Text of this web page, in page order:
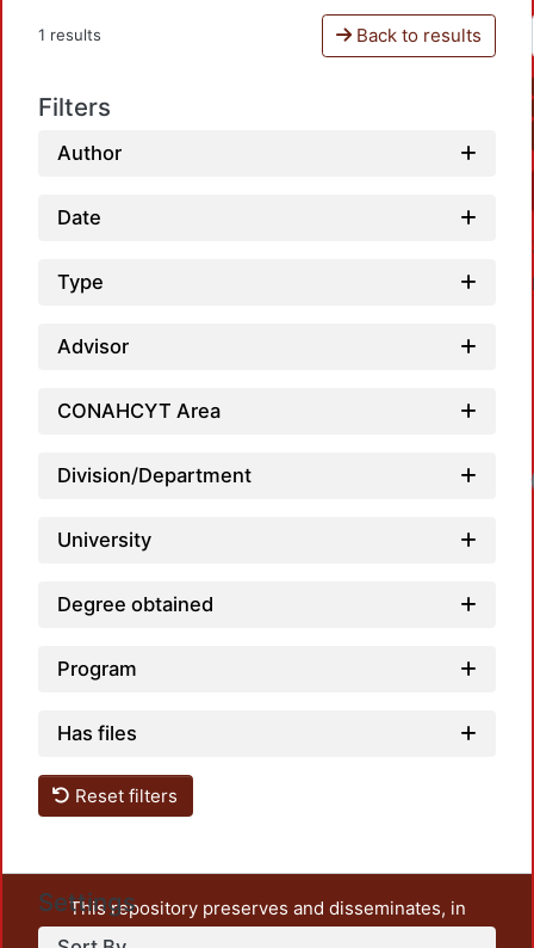
1 results Back to results
Filters
Author
Date
Type
Advisor
CONAHCYT Area
Division/Department
University
Degree obtained
Program
Has files
Reset filters
Settings
This repository preserves and disseminates, in
unrestricted open access, the teaching and research